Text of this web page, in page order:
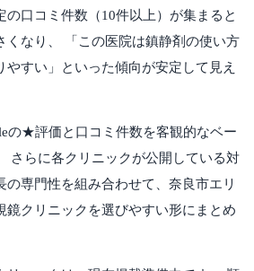
の口コミ件数（10件以上）が集まると
くなり、 「この医院は鎮静剤の使い方
やすい」といった傾向が安定して見え
の★評価と口コミ件数を客観的なベー
さらに各クリニックが公開している対
専門性を組み合わせて、 奈良市エリ
鏡クリニックを選びやすい形にまとめ